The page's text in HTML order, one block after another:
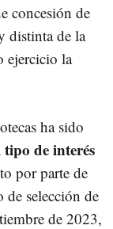
concesión de
distinta de la
ejercicio la
ha sido
de interés
por parte de
de selección de
de 2023,